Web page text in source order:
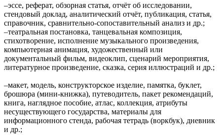
‒эссе, реферат, обзорная статья, отчёт об исследовании,
стендовый доклад, аналитический отчёт, публикация, статья,
справочник, сравнительно-сопоставительный анализ и др.;
‒театральная постановка, танцевальная композиция,
стихотворение, исполнение музыкального произведения,
компьютерная анимация, художественный или
документальный фильм, видеоклип, сценарий мероприятия,
литературное произведение, сказка, серия иллюстраций и др.;
‒макет, модель, конструкторское изделие, памятка, буклет,
брошюра (мини-книжка), путеводитель, пакет рекомендаций,
книга, наглядное пособие, атлас, коллекция, атрибуты
несуществующего государства, материалы для
информационного стенда, рабочая тетрадь (воркбук), дневник
и др.;